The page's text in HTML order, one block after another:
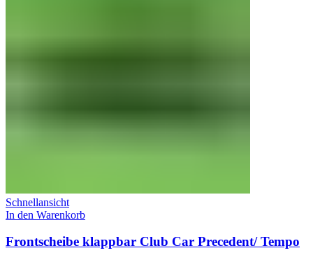
Schnellansicht
In den Warenkorb
Frontscheibe klappbar Club Car Precedent/ Tempo